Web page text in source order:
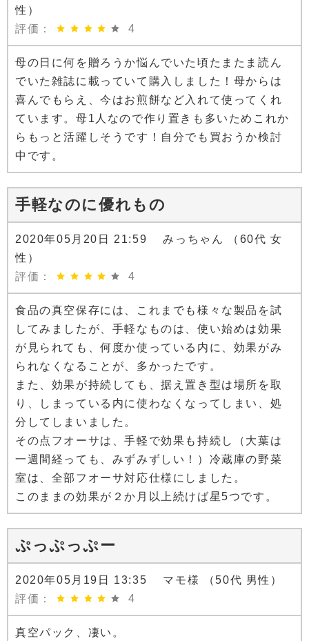
性）
評価：
4
母の日に何を贈ろうか悩んでいた頃たまたま読ん
でいた雑誌に載っていて購入しました！母からは
喜んでもらえ、今はお煎餅など入れて使ってくれ
ています。母1人なので作り置きも多いためこれか
らもっと活躍しそうです！自分でも買おうか検討
中です。
手軽なのに優れもの
2020年05月20日 21:59 みっちゃん （60代 女
性）
評価：
4
食品の真空保存には、これまでも様々な製品を試
してみましたが、手軽なものは、使い始めは効果
が見られても、何度か使っている内に、効果がみ
られなくなることが、多かったです。
また、効果が持続しても、据え置き型は場所を取
り、しまっている内に使わなくなってしまい、処
分してしまいました。
その点フオーサは、手軽で効果も持続し（大葉は
一週間経っても、みずみずしい！）冷蔵庫の野菜
室は、全部フオーサ対応仕様にしました。
このままの効果が２か月以上続けば星5つです。
ぷっぷっぷー
2020年05月19日 13:35 マモ様 （50代 男性）
評価：
4
真空パック、凄い。